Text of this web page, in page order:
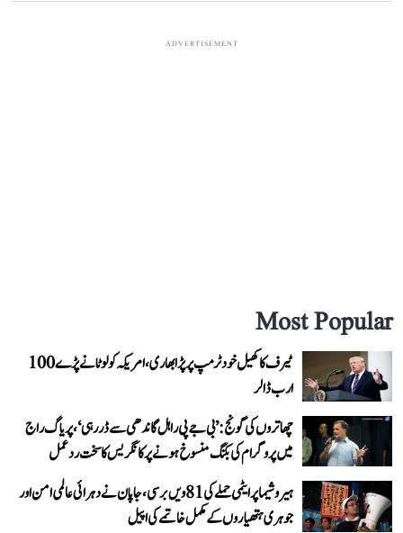
ADVERTISEMENT
Most Popular
ٹیرف کا کھیل خود ٹرمپ پر پڑا بھاری، امریکہ کو لوٹانے پڑے 100
ارب ڈالر
چھاتروں کی گونج: ’بی جے پی راہل گاندھی سے ڈر رہی‘، پریاگ راج
میں پروگرام کی بکنگ منسوخ ہونے پر کانگریس کا سخت ردعمل
ہیروشیما پر ایٹمی حملے کی 81ویں برسی، جاپان نے دہرائی عالمی امن اور
جوہری ہتھیاروں کے مکمل خاتمے کی اپیل